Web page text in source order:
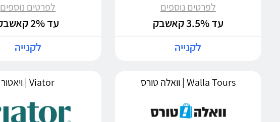
לפרטים נוספים
עד 3.5% קאשבק
לקנייה
לפרטים נוספים
עד 2% קאשבק
לקנייה
Walla Tours | וואלה טורס Viator | ויאטור